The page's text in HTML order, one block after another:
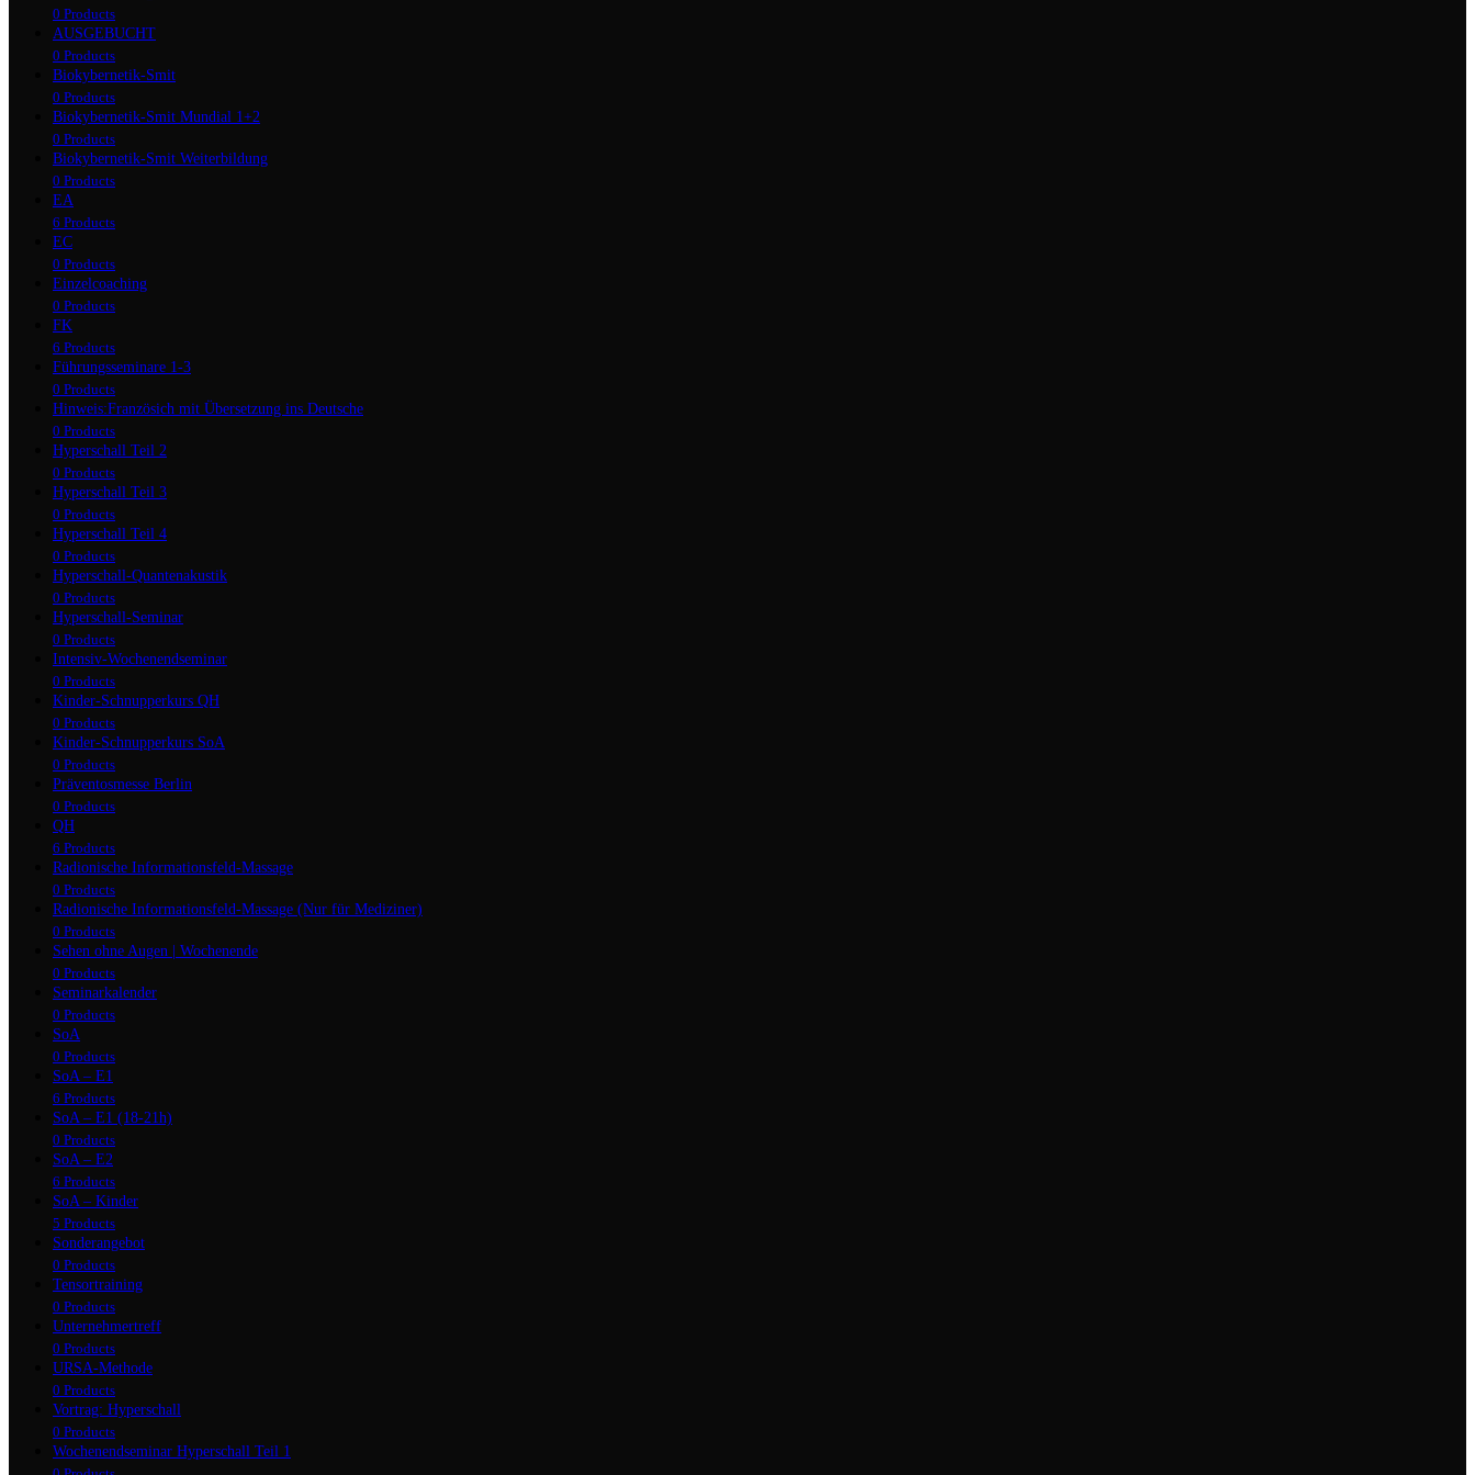
0 Products
AUSGEBUCHT
0 Products
Biokybernetik-Smit
0 Products
Biokybernetik-Smit Mundial 1+2
0 Products
Biokybernetik-Smit Weiterbildung
0 Products
EA
6 Products
EC
0 Products
Einzelcoaching
0 Products
FK
6 Products
Führungsseminare 1-3
0 Products
Hinweis:Französich mit Übersetzung ins Deutsche
0 Products
Hyperschall Teil 2
0 Products
Hyperschall Teil 3
0 Products
Hyperschall Teil 4
0 Products
Hyperschall-Quantenakustik
0 Products
Hyperschall-Seminar
0 Products
Intensiv-Wochenendseminar
0 Products
Kinder-Schnupperkurs QH
0 Products
Kinder-Schnupperkurs SoA
0 Products
Präventosmesse Berlin
0 Products
QH
6 Products
Radionische Informationsfeld-Massage
0 Products
Radionische Informationsfeld-Massage (Nur für Mediziner)
0 Products
Sehen ohne Augen | Wochenende
0 Products
Seminarkalender
0 Products
SoA
0 Products
SoA – E1
6 Products
SoA – E1 (18-21h)
0 Products
SoA – E2
6 Products
SoA – Kinder
5 Products
Sonderangebot
0 Products
Tensortraining
0 Products
Unternehmertreff
0 Products
URSA-Methode
0 Products
Vortrag: Hyperschall
0 Products
Wochenendseminar Hyperschall Teil 1